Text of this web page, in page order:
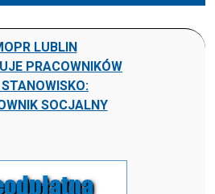
LUBLIN
PRACOWNIKÓW
SOCJALNY